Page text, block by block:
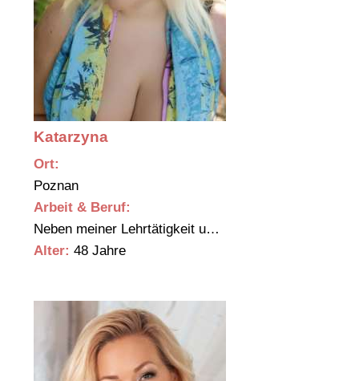
Katarzyna
Ort:
Poznan
Arbeit & Beruf:
Neben meiner Lehrtätigkeit u…
Alter: 48 Jahre